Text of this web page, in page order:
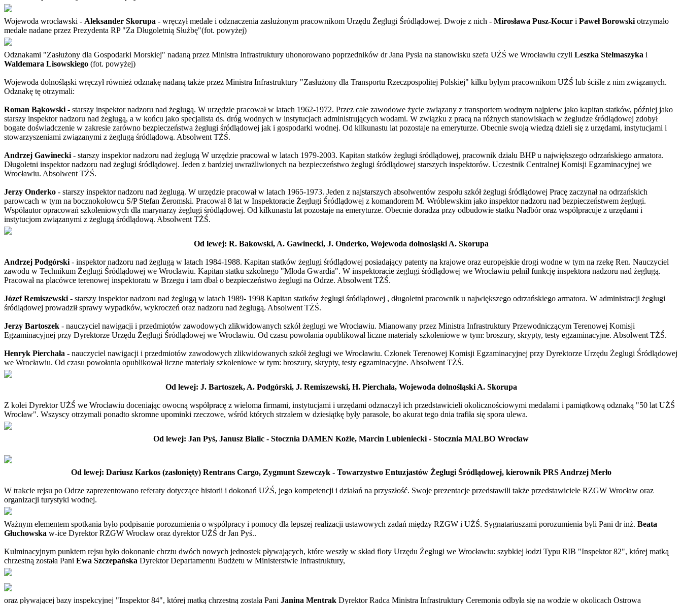
Wojewoda wrocławski - Aleksander Skorupa - wręczył medale i odznaczenia zasłużonym pracownikom Urzędu Żeglugi Śródlądowej. Dwoje z nich - Mirosława Pusz-Kocur i Paweł Borowski otrzymało
medale nadane przez Prezydenta RP "Za Długoletnią Służbę"(fot. powyżej)
Odznakami "Zasłużony dla Gospodarki Morskiej" nadaną przez Ministra Infrastruktury uhonorowano poprzedników dr Jana Pysia na stanowisku szefa UŻŚ we Wrocławiu czyli Leszka Stelmaszyka i
Waldemara Lisowskiego (fot. powyżej)
Wojewoda dolnośląski wręczył również odznakę nadaną także przez Ministra Infrastruktury "Zasłużony dla Transportu Rzeczpospolitej Polskiej" kilku byłym pracownikom UŻŚ lub ściśle z nim związanych.
Odznakę tę otrzymali:
Roman Bąkowski - starszy inspektor nadzoru nad żeglugą. W urzędzie pracował w latach 1962-1972. Przez całe zawodowe życie związany z transportem wodnym najpierw jako kapitan statków, później jako
starszy inspektor nadzoru nad żeglugą, a w końcu jako specjalista ds. dróg wodnych w instytucjach administrujących wodami. W związku z pracą na różnych stanowiskach w żegludze śródlądowej zdobył
bogate doświadczenie w zakresie zarówno bezpieczeństwa żeglugi śródlądowej jak i gospodarki wodnej. Od kilkunastu lat pozostaje na emeryturze. Obecnie swoją wiedzą dzieli się z urzędami, instytucjami i
stowarzyszeniami związanymi z żeglugą śródlądową. Absolwent TŻŚ.
Andrzej Gawinecki - starszy inspektor nadzoru nad żeglugą W urzędzie pracował w latach 1979-2003. Kapitan statków żeglugi śródlądowej, pracownik działu BHP u największego odrzańskiego armatora.
Długoletni inspektor nadzoru nad żeglugi śródlądowej. Jeden z bardziej uwrażliwionych na bezpieczeństwo żeglugi śródlądowej starszych inspektorów. Uczestnik Centralnej Komisji Egzaminacyjnej we
Wrocławiu. Absolwent TŻŚ.
Jerzy Onderko - starszy inspektor nadzoru nad żeglugą. W urzędzie pracował w latach 1965-1973. Jeden z najstarszych absolwentów zespołu szkół żeglugi śródlądowej Pracę zaczynał na odrzańskich
parowcach w tym na bocznokołowcu S/P Stefan Żeromski. Pracował 8 lat w Inspektoracie Żeglugi Śródlądowej z komandorem M. Wróblewskim jako inspektor nadzoru nad bezpieczeństwem żeglugi.
Współautor opracowań szkoleniowych dla marynarzy żeglugi śródlądowej. Od kilkunastu lat pozostaje na emeryturze. Obecnie doradza przy odbudowie statku Nadbór oraz współpracuje z urzędami i
instytucjom związanymi z żeglugą śródlądową. Absolwent TŻŚ.
Od lewej: R. Bakowski, A. Gawinecki, J. Onderko, Wojewoda dolnosląski A. Skorupa
Andrzej Podgórski - inspektor nadzoru nad żeglugą w latach 1984-1988. Kapitan statków żeglugi śródlądowej posiadający patenty na krajowe oraz europejskie drogi wodne w tym na rzekę Ren. Nauczyciel
zawodu w Technikum Żeglugi Śródlądowej we Wrocławiu. Kapitan statku szkolnego "Młoda Gwardia". W inspektoracie żeglugi śródlądowej we Wrocławiu pełnił funkcję inspektora nadzoru nad żeglugą.
Pracował na placówce terenowej inspektoratu w Brzegu i tam dbał o bezpieczeństwo żeglugi na Odrze. Absolwent TŻŚ.
Józef Remiszewski - starszy inspektor nadzoru nad żeglugą w latach 1989- 1998 Kapitan statków żeglugi śródlądowej , długoletni pracownik u największego odrzańskiego armatora. W administracji żeglugi
śródlądowej prowadził sprawy wypadków, wykroczeń oraz nadzoru nad żeglugą. Absolwent TŻŚ.
Jerzy Bartoszek - nauczyciel nawigacji i przedmiotów zawodowych zlikwidowanych szkół żeglugi we Wrocławiu. Mianowany przez Ministra Infrastruktury Przewodniczącym Terenowej Komisji
Egzaminacyjnej przy Dyrektorze Urzędu Żeglugi Śródlądowej we Wrocławiu. Od czasu powołania opublikował liczne materiały szkoleniowe w tym: broszury, skrypty, testy egzaminacyjne. Absolwent TŻŚ.
Henryk Pierchała - nauczyciel nawigacji i przedmiotów zawodowych zlikwidowanych szkół żeglugi we Wrocławiu. Członek Terenowej Komisji Egzaminacyjnej przy Dyrektorze Urzędu Żeglugi Śródlądowej
we Wrocławiu. Od czasu powołania opublikował liczne materiały szkoleniowe w tym: broszury, skrypty, testy egzaminacyjne. Absolwent TŻŚ.
Od lewej: J. Bartoszek, A. Podgórski, J. Remiszewski, H. Pierchała, Wojewoda dolnośląski A. Skorupa
Z kolei Dyrektor UŻŚ we Wrocławiu doceniając owocną współpracę z wieloma firmami, instytucjami i urzędami odznaczył ich przedstawicieli okolicznościowymi medalami i pamiątkową odznaką "50 lat UŻŚ
Wrocław". Wszyscy otrzymali ponadto skromne upominki rzeczowe, wśród których strzałem w dziesiątkę były parasole, bo akurat tego dnia trafiła się spora ulewa.
Od lewej: Jan Pyś, Janusz Bialic - Stocznia DAMEN Koźle, Marcin Lubieniecki - Stocznia MALBO Wrocław
Od lewej: Dariusz Karkos (zasłonięty) Rentrans Cargo, Zygmunt Szewczyk - Towarzystwo Entuzjastów Żeglugi Śródlądowej, kierownik PRS Andrzej Merło
W trakcie rejsu po Odrze zaprezentowano referaty dotyczące historii i dokonań UŻŚ, jego kompetencji i działań na przyszłość. Swoje prezentacje przedstawili także przedstawiciele RZGW Wrocław oraz
organizacji turystyki wodnej.
Ważnym elementem spotkania było podpisanie porozumienia o współpracy i pomocy dla lepszej realizacji ustawowych zadań między RZGW i UŻŚ. Sygnatariuszami porozumienia byli Pani dr inż. Beata
Głuchowska w-ice Dyrektor RZGW Wrocław oraz dyrektor UŻŚ dr Jan Pyś..
Kulminacyjnym punktem rejsu było dokonanie chrztu dwóch nowych jednostek pływających, które weszły w skład floty Urzędu Żeglugi we Wrocławiu: szybkiej łodzi Typu RIB "Inspektor 82", której matką
chrzestną została Pani Ewa Szczepańska Dyrektor Departamentu Budżetu w Ministerstwie Infrastruktury,
oraz pływającej bazy inspekcyjnej "Inspektor 84", której matką chrzestną została Pani Janina Mentrak Dyrektor Radca Ministra Infrastruktury Ceremonia odbyła się na wodzie w okolicach Ostrowa